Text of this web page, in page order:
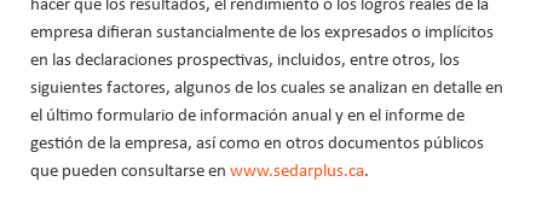
empresa difieran sustancialmente de los expresados o implícitos
en las declaraciones prospectivas, incluidos, entre otros, los
siguientes factores, algunos de los cuales se analizan en detalle en
el último formulario de información anual y en el informe de
gestión de la empresa, así como en otros documentos públicos
que pueden consultarse enwww.sedarplus.ca.